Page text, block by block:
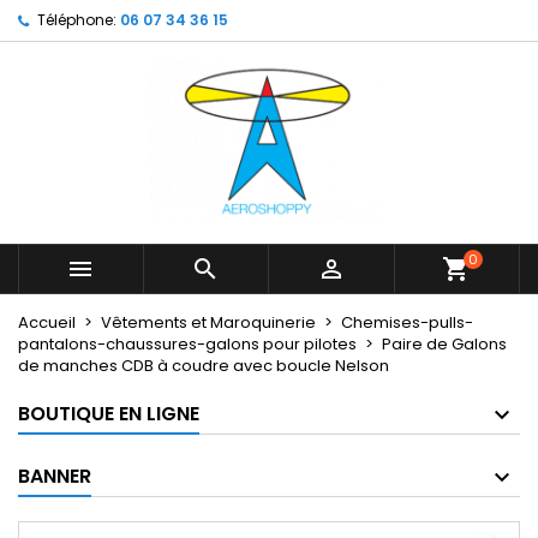
Téléphone: 06 07 34 36 15
   shopping_cart0
Accueil Vêtements et Maroquinerie
Chemises-pulls-
pantalons-chaussures-galons pour pilotes
Paire de Galons
de manches CDB à coudre avec boucle Nelson
BOUTIQUE EN LIGNE
BANNER
My wishlists ×
Create new list
Créer une liste d'envies ×
Nom de la liste d'envies
Connexion ×
Vous devez être connecté pour ajouter des produits
Annuler